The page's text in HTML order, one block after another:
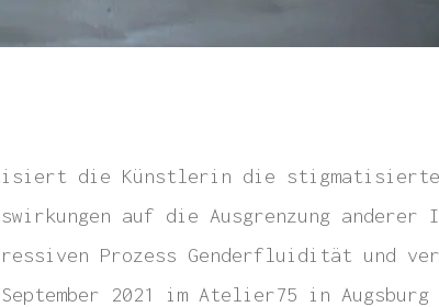
die Künstlerin die
auf die Ausgrenzung
Prozess Genderfluidität und
2021 im Atelier75 in